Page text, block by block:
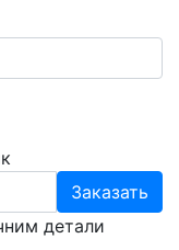
Заказать
детали